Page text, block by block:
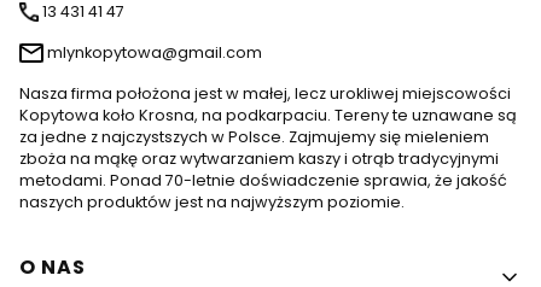
13 431 41 47
mlynkopytowa@gmail.com
Nasza firma położona jest w małej, lecz urokliwej miejscowości
Kopytowa koło Krosna, na podkarpaciu. Tereny te uznawane są
za jedne z najczystszych w Polsce. Zajmujemy się mieleniem
zboża na mąkę oraz wytwarzaniem kaszy i otrąb tradycyjnymi
metodami. Ponad 70-letnie doświadczenie sprawia, że jakość
naszych produktów jest na najwyższym poziomie.
Linki w stopce
O NAS